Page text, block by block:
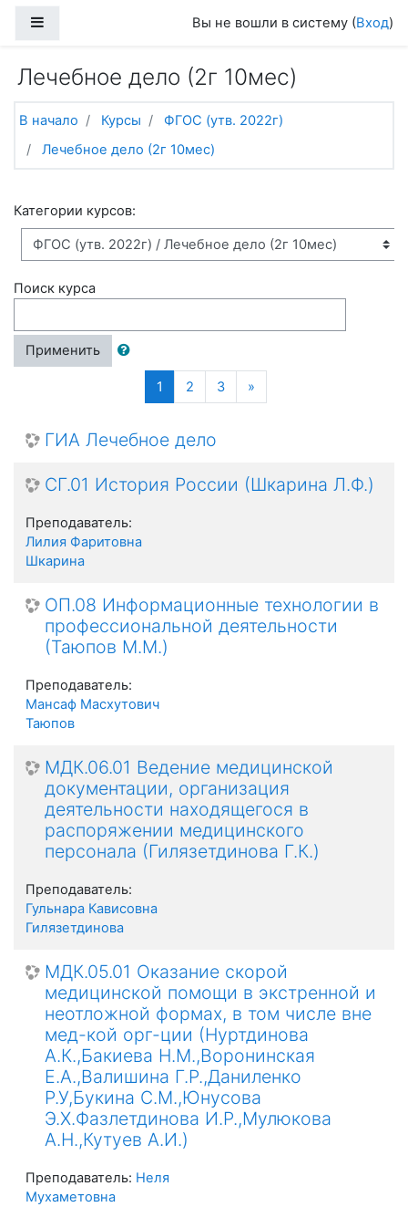
Вы не вошли в систему (Вход)
Лечебное дело (2г 10мес)
В начало Курсы
ФГОС (утв. 2022г)
Лечебное дело (2г 10мес)
Категории курсов:
Поиск курса
Применить
1 (текущая)
2 3 »Далее
ГИА Лечебное дело
СГ.01 История России (Шкарина Л.Ф.)
Преподаватель:
Лилия Фаритовна
Шкарина
ОП.08 Информационные технологии в
профессиональной деятельности
(Таюпов М.М.)
Преподаватель:
Мансаф Масхутович
Таюпов
МДК.06.01 Ведение медицинской
документации, организация
деятельности находящегося в
распоряжении медицинского
персонала (Гилязетдинова Г.К.)
Преподаватель:
Гульнара Кависовна
Гилязетдинова
МДК.05.01 Оказание скорой
медицинской помощи в экстренной и
неотложной формах, в том числе вне
мед-кой орг-ции (Нуртдинова
А.К.,Бакиева Н.М.,Воронинская
Е.А.,Валишина Г.Р.,Даниленко
Р.У,Букина С.М.,Юнусова
Э.Х.Фазлетдинова И.Р.,Мулюкова
А.Н.,Кутуев А.И.)
Преподаватель: Неля
Мухаметовна